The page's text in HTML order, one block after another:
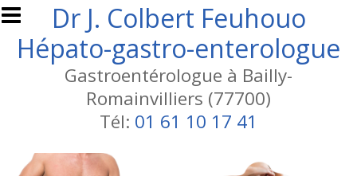
Aller au contenu principal
Dr J. Colbert Feuhouo
Hépato-gastro-enterologue
Gastroentérologue à Bailly-
Romainvilliers (77700)
Tél: 01 61 10 17 41